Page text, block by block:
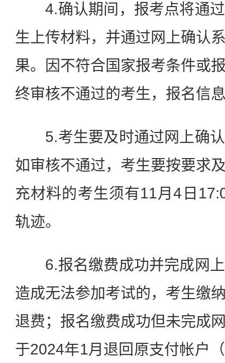
4.确认期间，报考点将通过
生上传材料，并通过网上确认
果。因不符合国家报考条件或
终审核不通过的考生，报名信
5.考生要及时通过网上确认
如审核不通过，考生要按要求
充材料的考生须有11月4日
轨迹。
6.报名缴费成功并完成网上
造成无法参加考试的，考生缴
退费；报名缴费成功但未完成
于2024年1月退回原支付帐户